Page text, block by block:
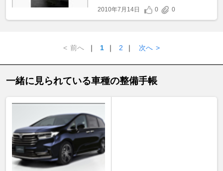
2010年7月14日
0 0
< 前へ ｜ 1 ｜ 2 ｜ 次へ >
一緒に見られている車種の整備手帳